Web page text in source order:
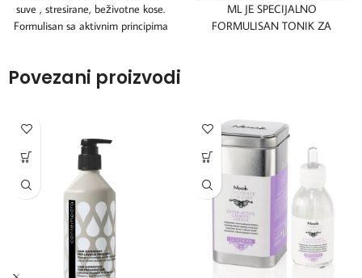
suve , stresirane, beživotne kose.
Formulisan sa aktivnim principima
ML JE SPECIJALNO
FORMULISAN TONIK ZA
Povezani proizvodi